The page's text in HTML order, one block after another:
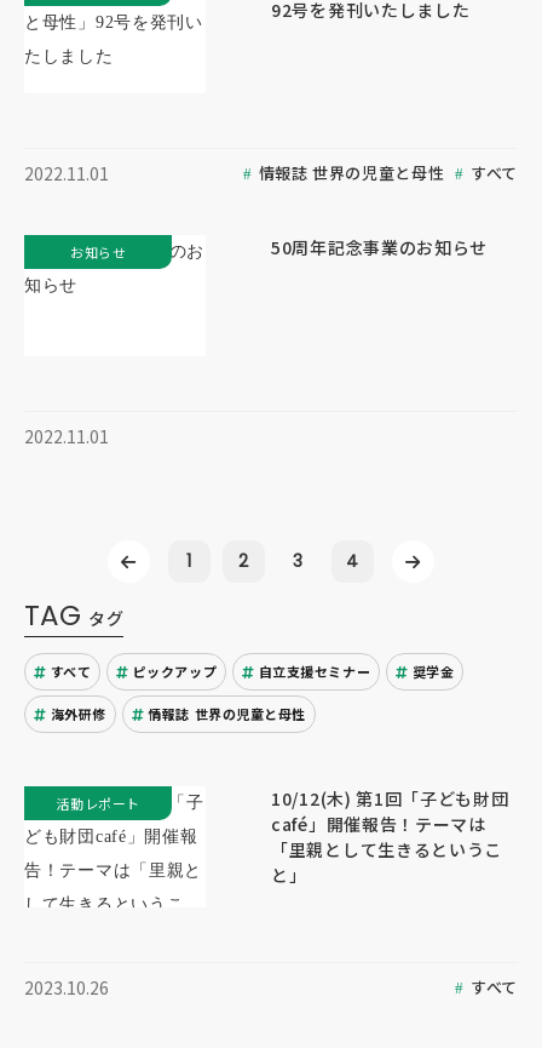
92号を発刊いたしました
2022.11.01 情報誌 世界の児童と母性 すべて
50周年記念事業のお知らせ
2022.11.01
お知らせ
1 2 3 4
TAG タグ
すべて ピックアップ 自立支援セミナー 奨学金
海外研修 情報誌 世界の児童と母性
10/12(木) 第1回「子ども財団
café」開催報告！テーマは
「里親として生きるというこ
と」
2023.10.26 すべて
活動レポート